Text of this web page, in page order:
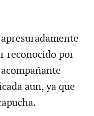
reconocido por
aun, ya que